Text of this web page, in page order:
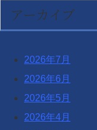
アーカイブ
2026年7月
2026年6月
2026年5月
2026年4月